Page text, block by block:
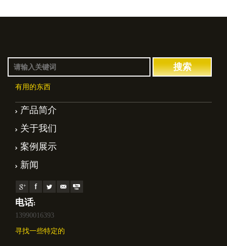
有用的东西
产品简介
关于我们
案例展示
新闻
电话:
13990016393
寻找一些特定的